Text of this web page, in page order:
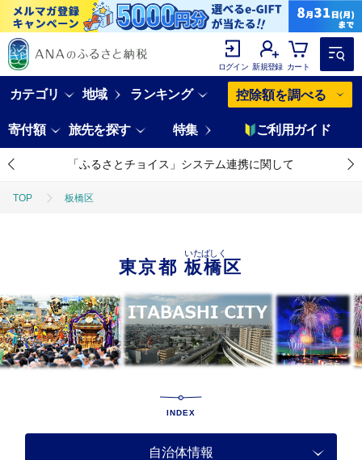
ログイン 新規登録 カート
カテゴリ 地域 ランキング 控除額を調べる
寄付額 旅先を探す 特集 ご利用ガイド
「ふるさとチョイス」システム連携に関して
TOP 板橋区
東京都板橋区
いたばしく
INDEX
自治体情報